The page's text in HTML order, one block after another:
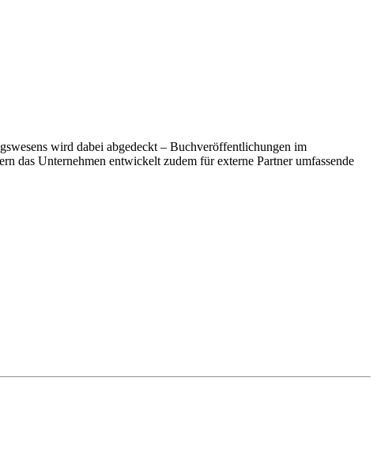
wird dabei abgedeckt – Buchveröffentlichungen im
das Unternehmen entwickelt zudem für externe Partner umfassende